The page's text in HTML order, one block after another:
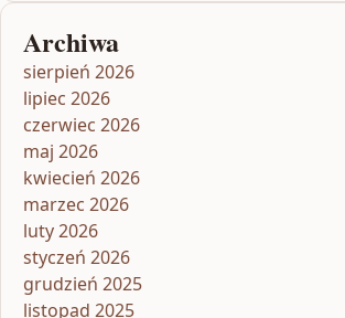
Archiwa
sierpień 2026
lipiec 2026
czerwiec 2026
maj 2026
kwiecień 2026
marzec 2026
luty 2026
styczeń 2026
grudzień 2025
listopad 2025